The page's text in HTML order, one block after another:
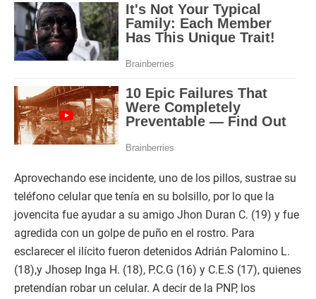
Aprovechando ese incidente, uno de los pillos, sustrae su
teléfono celular que tenía en su bolsillo, por lo que la
jovencita fue ayudar a su amigo Jhon Duran C. (19) y fue
agredida con un golpe de puño en el rostro. Para
esclarecer el ilícito fueron detenidos Adrián Palomino L.
(18),y Jhosep Inga H. (18), P.C.G (16) y C.E.S (17), quienes
pretendían robar un celular. A decir de la PNP, los